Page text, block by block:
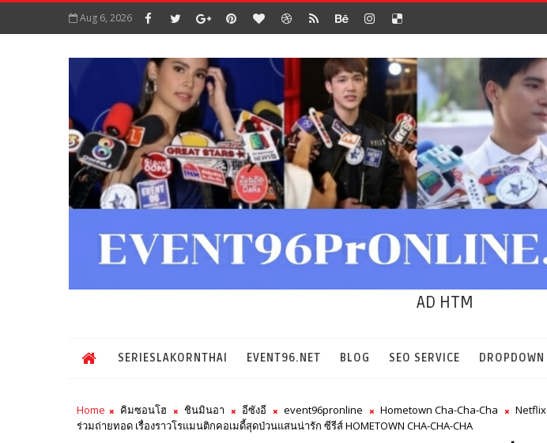
Aug 6, 2026
AD HTM
SERIESLAKORNTHAI EVENT96.NET BLOG SEO SERVICE DROPDOWN
Home คิมซอนโฮ ชินมินอา อีซังอี event96pronline Hometown Cha-Cha-Cha Netflix
ร่วมถ่ายทอด เรื่องราวโรแมนติกคอเมดี้สุดป่วนแสนน่ารัก ซีรีส์ HOMETOWN CHA-CHA-CHA